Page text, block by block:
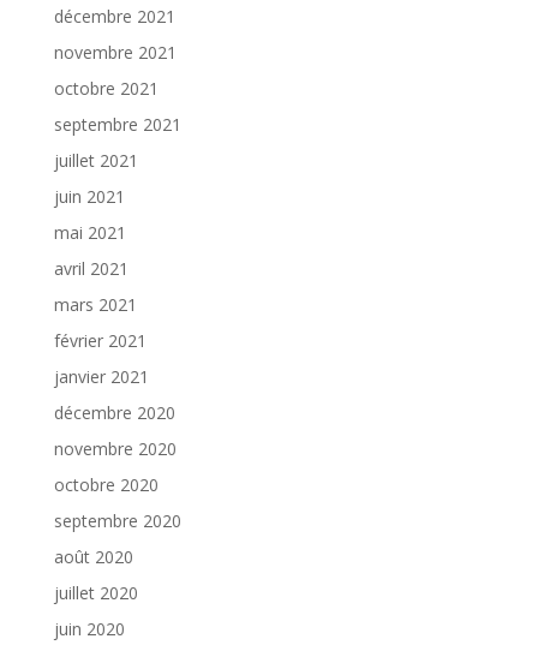
décembre 2021
novembre 2021
octobre 2021
septembre 2021
juillet 2021
juin 2021
mai 2021
avril 2021
mars 2021
février 2021
janvier 2021
décembre 2020
novembre 2020
octobre 2020
septembre 2020
août 2020
juillet 2020
juin 2020